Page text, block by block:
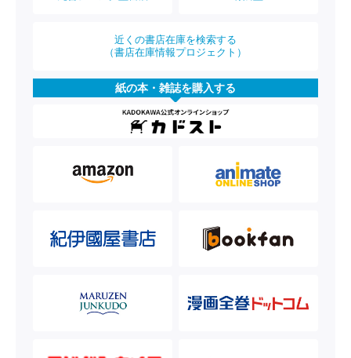
近くの書店在庫を検索する
（書店在庫情報プロジェクト）
紙の本・雑誌を購入する